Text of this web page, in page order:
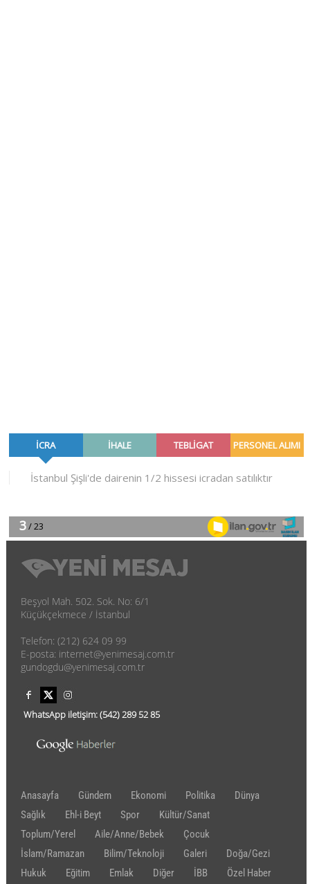
Beşyol Mah. 502. Sok. No: 6/1
Küçükçekmece / İstanbul
Telefon: (212) 624 09 99
E-posta: internet@yenimesaj.com.tr
gundogdu@yenimesaj.com.tr
WhatsApp iletişim:(542)289 52 85
Anasayfa Gündem Ekonomi Politika
Dünya
Sağlık
Ehl-i Beyt Spor
Kültür/Sanat
Toplum/Yerel
Aile/Anne/Bebek
Çocuk
İslam/Ramazan
Bilim/Teknoloji Galeri
Doğa/Gezi
Hukuk
Eğitim Emlak Diğer İBB Özel Haber